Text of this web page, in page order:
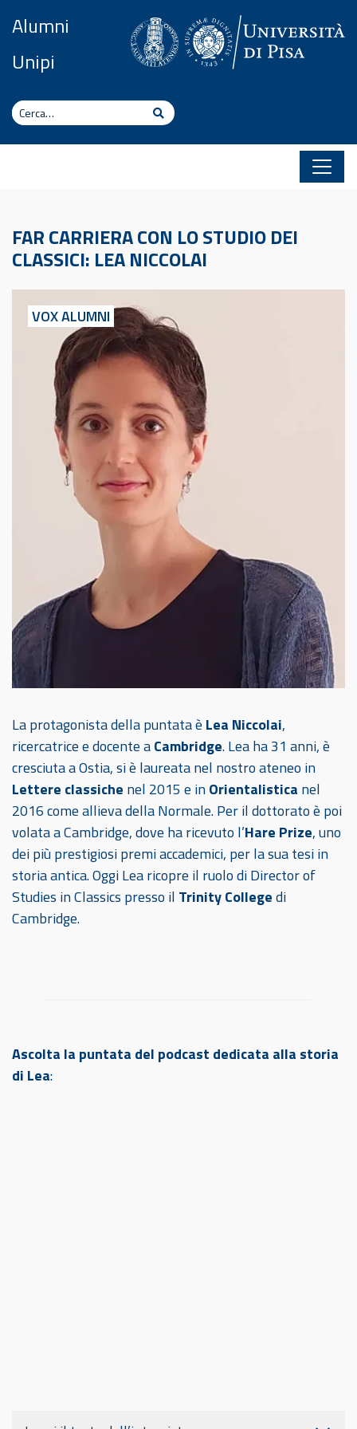
Alumni
Unipi
Cerca Cerca
FAR CARRIERA CON LO STUDIO DEI
CLASSICI: LEA NICCOLAI
VOX ALUMNI
La protagonista della puntata è Lea Niccolai,
ricercatrice e docente aCambridge. Lea ha 31 anni, è
cresciuta a Ostia, si è laureata nel nostro ateneo in
Lettere classiche nel 2015 e inOrientalistica nel
2016come allieva della Normale. Per il dottorato è poi
volata a Cambridge, dove ha ricevuto l’Hare Prize, uno
dei più prestigiosi premi accademici, per la sua tesi in
storia antica. Oggi Lea ricopre il ruolo di Director of
Studies in Classics presso il Trinity Collegedi
Cambridge.
Ascolta la puntata del podcast dedicata alla storia
di Lea: